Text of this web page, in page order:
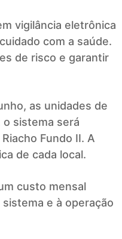
vigilância eletrônica
com a saúde.
de risco e garantir
as unidades de
o sistema será
Fundo II. A
de cada local.
custo mensal
e à operação